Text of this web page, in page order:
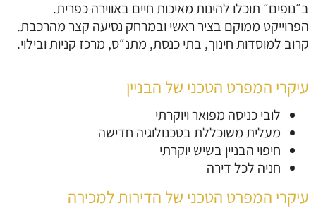
ב״נופים״ תוכלו להינות מאיכות חיים באווירה כפרית.
הפרוייקט ממוקם בציר ראשי ובמרחק נסיעה קצר מהרכבת.
קרוב למוסדות חינוך, בתי כנסת, מתנ״ס, מרכז קניות ובילוי.
עיקרי המפרט הטכני של הבניין
לובי כניסה מפואר ויוקרתי
מעלית משוכללת בטכנולוגיה חדישה
חיפוי הבניין בשיש יוקרתי
חניה לכל דירה
עיקרי המפרט הטכני של הדירות למכירה